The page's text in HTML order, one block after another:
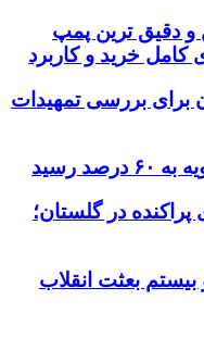
و دقیق‌ ترین پمپ
خرید و کاربرد
برای بررسی تمهیدات
رسید
در گلستان؛
بعثت انقلاب